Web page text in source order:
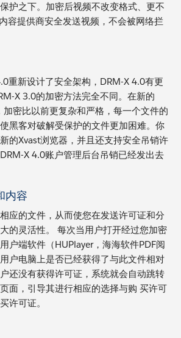
护之下。加密后视频不改变格式、更不
容提供商安全发送视频，不会被网络拦
重新设计了安全架构，DRM-X 4.0有更
X 3.0的加密方法完全不同。在新的
加密比以前更复杂和严格，每一个文件的
黑客对破解受保护的文件更加困难。你
的Xvast浏览器，并且还支持安全吊销许
X 4.0账户管理后台吊销已经发出去
内容
应的文件，从而使您在发送许可证和分
的灵活性。 每次当用户打开经过您加密
户端软件（HUPlayer，海海软件PDF阅
户电脑上是否已经获得了与此文件相对
还没有获得许可证，系统就会自动跳转
面，引导其进行相应的选择与购 买许可
许可证。